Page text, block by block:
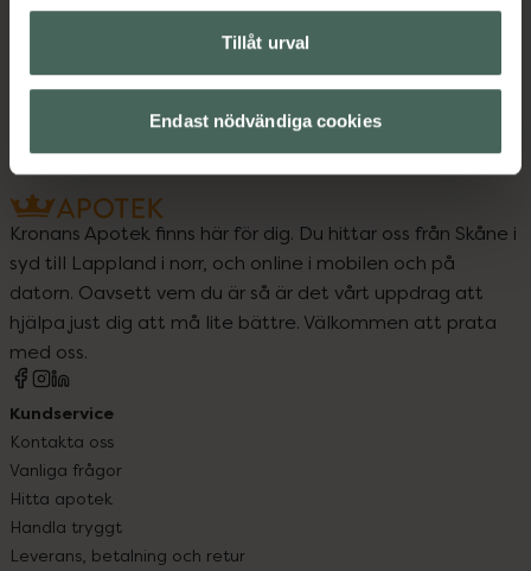
Tillåt urval
Endast nödvändiga cookies
Intimtvål
Kronans Apotek finns här för dig. Du hittar oss från Skåne i
syd till Lappland i norr, och online i mobilen och på
datorn. Oavsett vem du är så är det vårt uppdrag att
hjälpa just dig att må lite bättre. Välkommen att prata
med oss.
Kundservice
Kontakta oss
Vanliga frågor
Hitta apotek
Handla tryggt
Leverans, betalning och retur